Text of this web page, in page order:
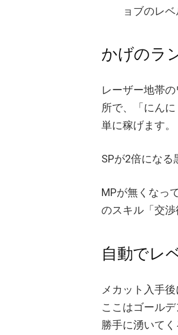
ョブのレ
かげのラ
レーザー地帯
所で、「にん
単に稼げます。
SPが2倍になる
MPが無くなっ
のスキル「交渉
自動でレ
メカット入手
ここはゴール
勝手に湧いて